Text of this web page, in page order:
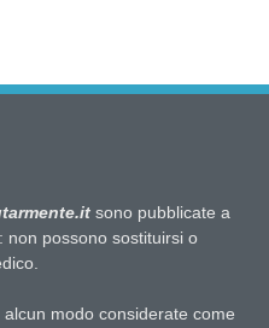
sono pubblicate a
non possono sostituirsi o
modo considerate come